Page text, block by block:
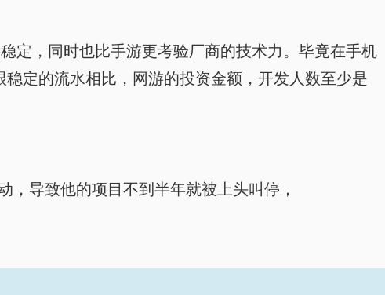
定，同时也比手游更考验厂商的技术力。毕竟在手机
定的流水相比，网游的投资金额，开发人数至少是
导致他的项目不到半年就被上头叫停，